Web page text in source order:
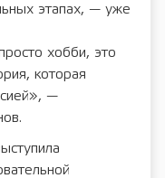
этапах, — уже
хобби, это
которая
—